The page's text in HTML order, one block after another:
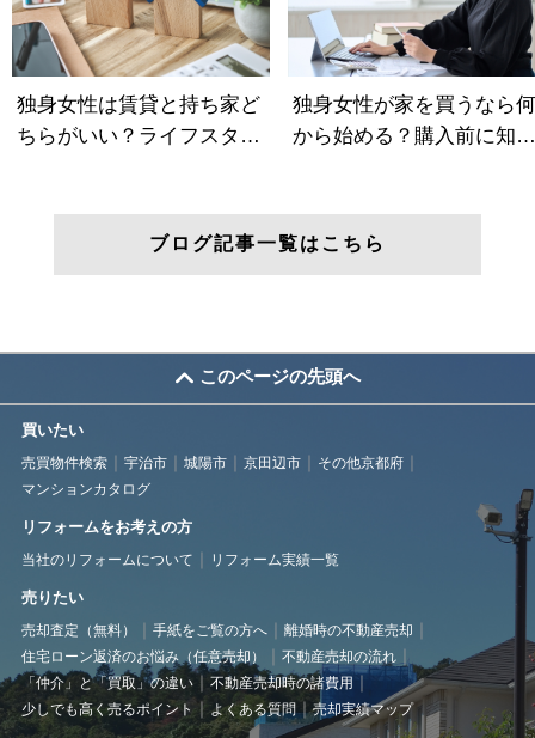
ブログ記事一覧はこちら
このページの先頭へ
買いたい
売買物件検索 宇治市 城陽市 京田辺市
その他京都府
マンションカタログ
リフォームをお考えの方
当社のリフォームについて リフォーム実績一覧
売りたい
売却査定（無料） 手紙をご覧の方へ
離婚時の不動産売却
住宅ローン返済のお悩み（任意売却）
不動産売却の流れ
「仲介」と「買取」の違い
不動産売却時の諸費用
少しでも高く売るポイント
よくある質問 売却実績マップ